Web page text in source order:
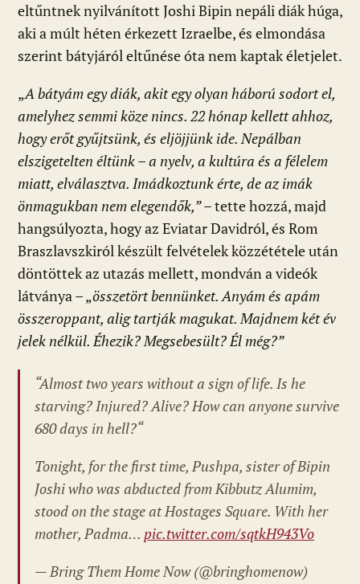
eltűntnek nyilvánított Joshi Bipin nepáli diák húga,
aki a múlt héten érkezett Izraelbe, és elmondása
szerint bátyjáról eltűnése óta nem kaptak életjelet.
„A bátyám egy diák, akit egy olyan háború sodort el,
amelyhez semmi köze nincs. 22 hónap kellett ahhoz,
hogy erőt gyűjtsünk, és eljöjjünk ide. Nepálban
elszigetelten éltünk – a nyelv, a kultúra és a félelem
miatt, elválasztva. Imádkoztunk érte, de az imák
önmagukban nem elegendők,”– tette hozzá, majd
hangsúlyozta, hogy az Eviatar Davidról, és Rom
Braszlavszkiról készült felvételek közzététele után
döntöttek az utazás mellett, mondván a videók
látványa – „összetört bennünket. Anyám és apám
összeroppant, alig tartják magukat. Majdnem két év
jelek nélkül. Éhezik? Megsebesült? Él még?”
“Almost two years without a sign of life. Is he
starving? Injured? Alive? How can anyone survive
680 days in hell?“
Tonight, for the first time, Pushpa, sister of Bipin
Joshi who was abducted from Kibbutz Alumim,
stood on the stage at Hostages Square. With her
mother, Padma… pic.twitter.com/sqtkH943Vo
— Bring Them Home Now (@bringhomenow)